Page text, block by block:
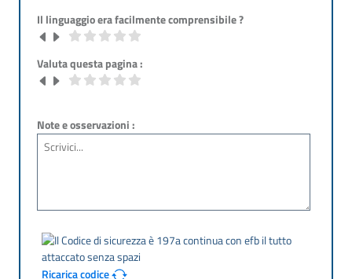
Il linguaggio era facilmente comprensibile ?
Valuta questa pagina :
Note e osservazioni :
Ricarica codice